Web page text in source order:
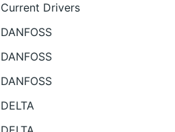
Current Drivers
DANFOSS
DANFOSS
DANFOSS
DELTA